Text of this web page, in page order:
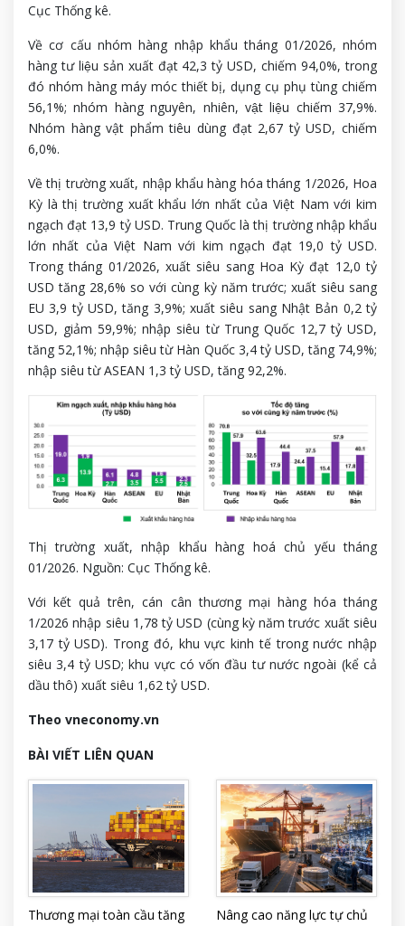
Cục Thống kê.
Về cơ cấu nhóm hàng nhập khẩu tháng 01/2026, nhóm
hàng tư liệu sản xuất đạt 42,3 tỷ USD, chiếm 94,0%, trong
đó nhóm hàng máy móc thiết bị, dụng cụ phụ tùng chiếm
56,1%; nhóm hàng nguyên, nhiên, vật liệu chiếm 37,9%.
Nhóm hàng vật phẩm tiêu dùng đạt 2,67 tỷ USD, chiếm
6,0%.
Về thị trường xuất, nhập khẩu hàng hóa tháng 1/2026, Hoa
Kỳ là thị trường xuất khẩu lớn nhất của Việt Nam với kim
ngạch đạt 13,9 tỷ USD. Trung Quốc là thị trường nhập khẩu
lớn nhất của Việt Nam với kim ngạch đạt 19,0 tỷ USD.
Trong tháng 01/2026, xuất siêu sang Hoa Kỳ đạt 12,0 tỷ
USD tăng 28,6% so với cùng kỳ năm trước; xuất siêu sang
EU 3,9 tỷ USD, tăng 3,9%; xuất siêu sang Nhật Bản 0,2 tỷ
USD, giảm 59,9%; nhập siêu từ Trung Quốc 12,7 tỷ USD,
tăng 52,1%; nhập siêu từ Hàn Quốc 3,4 tỷ USD, tăng 74,9%;
nhập siêu từ ASEAN 1,3 tỷ USD, tăng 92,2%.
Thị trường xuất, nhập khẩu hàng hoá chủ yếu tháng
01/2026. Nguồn: Cục Thống kê.
Với kết quả trên, cán cân thương mại hàng hóa tháng
1/2026 nhập siêu 1,78 tỷ USD (cùng kỳ năm trước xuất siêu
3,17 tỷ USD). Trong đó, khu vực kinh tế trong nước nhập
siêu 3,4 tỷ USD; khu vực có vốn đầu tư nước ngoài (kể cả
dầu thô) xuất siêu 1,62 tỷ USD.
Theo vneconomy.vn
BÀI VIẾT LIÊN QUAN
Thương mại toàn cầu tăng
Nâng cao năng lực tự chủ